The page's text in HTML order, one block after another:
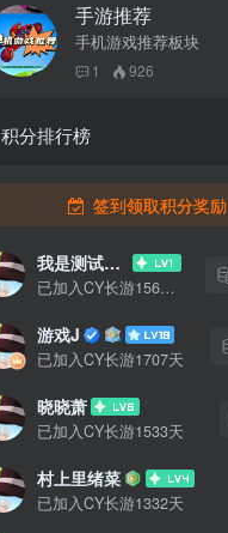
手游推荐
手机游戏推荐板块
1 926
积分排行榜
签到领取积分奖励
我是测试大哥
已加入CY长游1568天
游戏J
已加入CY长游1707天
晓晓萧
已加入CY长游1533天
村上里绪菜
已加入CY长游1332天